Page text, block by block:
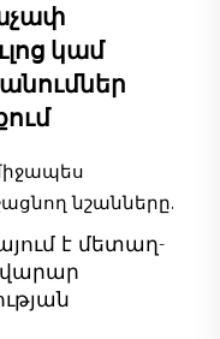
կամ
նշանները.
է մետաղ-